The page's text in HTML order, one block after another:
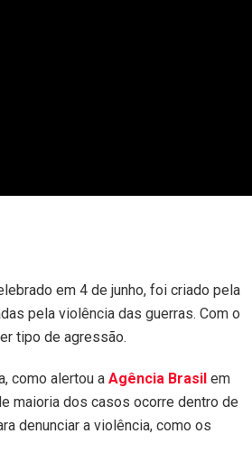
em 4 de junho, foi criado pela
pela violência das guerras. Com o
tipo de agressão.
como alertou a Agência Brasil em
maioria dos casos ocorre dentro de
denunciar a violência, como os